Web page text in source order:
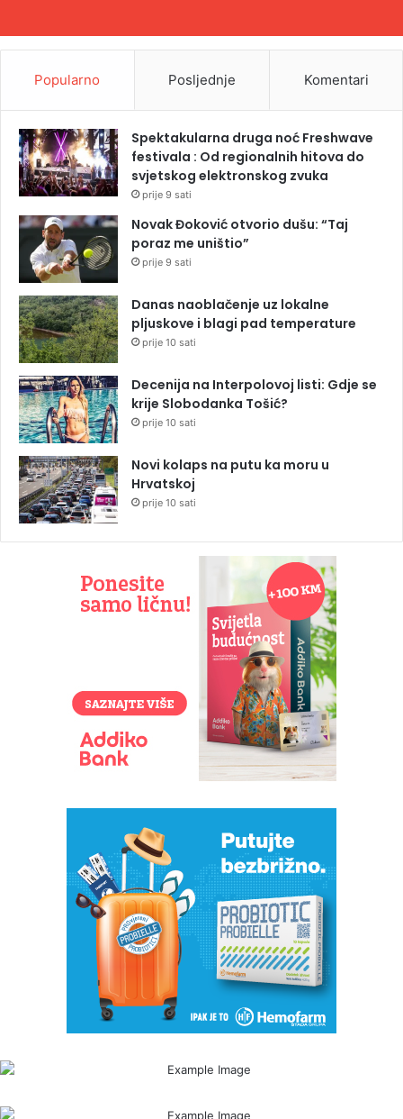
Popularno Posljednje Komentari
Spektakularna druga noć Freshwave
festivala : Od regionalnih hitova do
svjetskog elektronskog zvuka
prije 9 sati
Novak Đoković otvorio dušu: “Taj
poraz me uništio”
prije 9 sati
Danas naoblačenje uz lokalne
pljuskove i blagi pad temperature
prije 10 sati
Decenija na Interpolovoj listi: Gdje se
krije Slobodanka Tošić?
prije 10 sati
Novi kolaps na putu ka moru u
Hrvatskoj
prije 10 sati